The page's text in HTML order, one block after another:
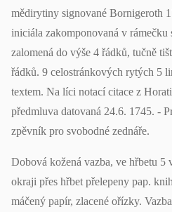
mědirytiny signované Bornigeroth
iniciála zakomponovaná v rámečku
zalomená do výše 4 řádků, tučně
řádků. 9 celostránkových rytých 5
textem. Na líci notací citace z
předmluva datovaná 24.6. 1745. -
zpěvník pro svobodné zednáře.
Dobová kožená vazba, ve hřbetu 5
okraji přes hřbet přelepeny pap.
máčený papír, zlacené ořízky.